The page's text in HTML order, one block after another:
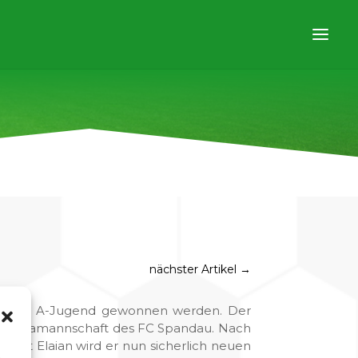
nächster Artikel →
A-Jugend gewonnen werden. Der
des FC Spandau. Nach
Elaian wird er nun sicherlich neuen